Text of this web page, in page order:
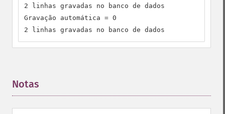
2 linhas gravadas no banco de dados
Gravação automática = 0
2 linhas gravadas no banco de dados
Notas